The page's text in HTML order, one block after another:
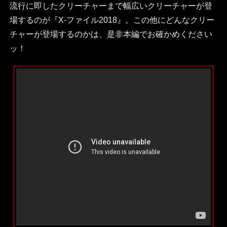
流行に即したクリーチャーまで幅広いクリーチャーが登
場するのが『X-ファイル2018』。この他にどんなクリー
チャーが登場するのかは、是非本編でお確かめください
ッ！